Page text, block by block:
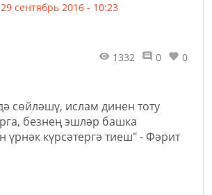
29 сентябрь 2016 - 10:23
1332 0 0